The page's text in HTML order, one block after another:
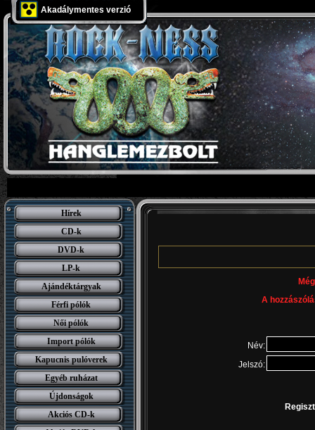
Akadálymentes verzió
Hírek
CD-k
DVD-k
LP-k
Ajándéktárgyak
Férfi pólók
Női pólók
Import pólók
Kapucnis pulóverek
Egyéb ruházat
Újdonságok
Akciós CD-k
A
Név:
Jelszó: